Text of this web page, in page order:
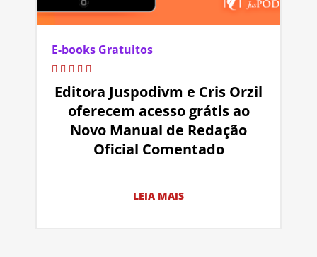
E-books Gratuitos
Editora Juspodivm e Cris Orzil
oferecem acesso grátis ao
Novo Manual de Redação
Oficial Comentado
LEIA MAIS